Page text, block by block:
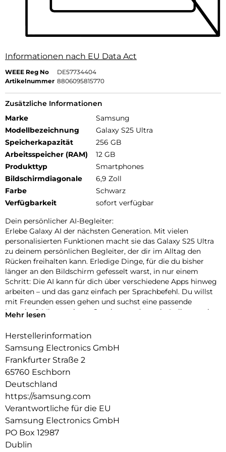
Informationen nach EU Data Act
WEEE Reg No
DE57734404
Artikelnummer 8806095815770
Zusätzliche Informationen
Marke
Samsung
Modellbezeichnung
Galaxy S25 Ultra
Speicherkapazität
256 GB
Arbeitsspeicher (RAM)
12 GB
Produkttyp
Smartphones
Bildschirmdiagonale
6,9 Zoll
Farbe
Schwarz
Verfügbarkeit
sofort verfügbar
Dein persönlicher AI-Begleiter:
Erlebe Galaxy AI der nächsten Generation. Mit vielen
personalisierten Funktionen macht sie das Galaxy S25 Ultra
zu deinem persönlichen Begleiter, der dir im Alltag den
Rücken freihalten kann. Erledige Dinge, für die du bisher
länger an den Bildschirm gefesselt warst, in nur einem
Schritt: Die AI kann für dich über verschiedene Apps hinweg
arbeiten – und das ganz einfach per Sprachbefehl. Du willst
mit Freunden essen gehen und suchst eine passende
Location? Mit nur einem Satz kannst du nach „Italiener mit
und die Zusammenfassung direkt in euren Gruppenchat
Auch darum kann sich jetzt dein Galaxy S25 Ultra kümmern.
In Form von automatischen Now Briefs versorgt es dich mit
Tipps und Updates rund um deine Routinen. Auf deiner
täglichen Strecke zum Büro ist heute viel Verkehr? Schon
erhältst du die Mitteilung, dass du 10 Minuten früher
losfahren solltest. Sogar an einen Schirm wirst du erinnert,
wenn sich schlechtes Wetter ankündigt. So wirst du nicht im
Regen stehen gelassen – und auch im Dunkeln nicht: Dank
AI-gestützter Optimierung in Echtzeit machst du mit der
hochauflösenden Kamera auch bei Nacht eindrucksvolle und
Mehr lesen
Herstellerinformation
Samsung Electronics GmbH
Frankfurter Straße 2
65760 Eschborn
Deutschland
https://samsung.com
Verantwortliche für die EU
Samsung Electronics GmbH
PO Box 12987
Dublin